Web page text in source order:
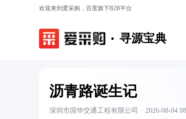
欢迎来到爱采购，百度旗下B2B平台
寻源宝典
沥青路诞生记
深圳市国华交通工程有限公司 · 2026-08-04